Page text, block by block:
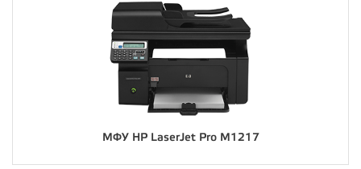
МФУ HP LaserJet Pro M1217